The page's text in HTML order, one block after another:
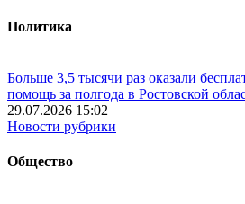
Политика
Больше 3,5 тысячи раз оказали
помощь за полгода в Ростовской
29.07.2026 15:02
Новости рубрики
Общество